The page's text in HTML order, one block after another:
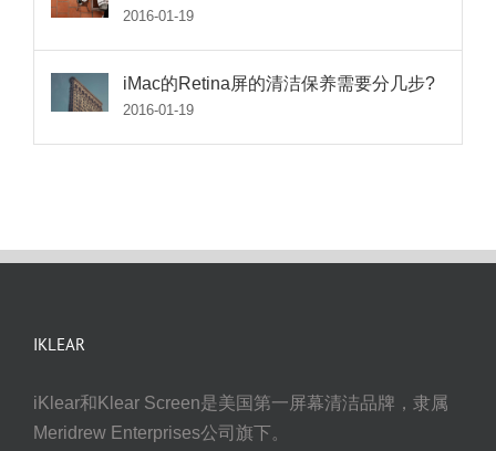
2016-01-19
iMac的Retina屏的清洁保养需要分几步?
2016-01-19
IKLEAR
iKlear和Klear Screen是美国第一屏幕清洁品牌，隶属
Meridrew Enterprises公司旗下。